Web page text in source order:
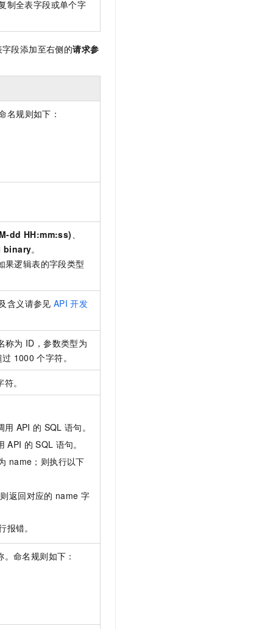
制全表字段或单个字
字段添加至右侧的请求参
名规则如下：
dd HH:mm:ss)
binary。
果逻辑表的字段类型
含义请参见 API 开发
称为 ID，参数类型为
1000 个字符。
。
用 API 的 SQL 语句。
API 的 SQL 语句。
name；则执行以下
则返回对应的 name 字
报错。
命名规则如下：